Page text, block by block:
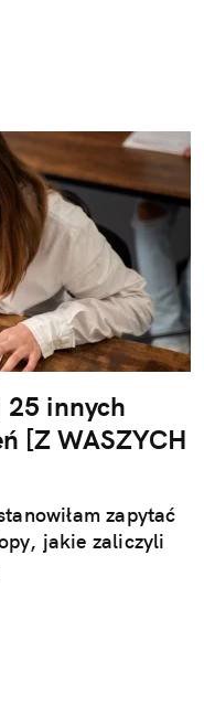
25 innych
[Z WASZYCH
zapytać
jakie zaliczyli